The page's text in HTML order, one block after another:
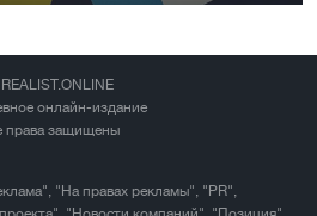
онлайн-издание
права защищены
"На правах рекламы", "PR",